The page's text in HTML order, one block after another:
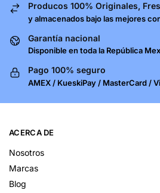
Producos 100% Originales,
y almacenados bajo las mejores
Garantía nacional
Disponible en toda la República
Pago 100% seguro
AMEX / KueskiPay / MasterCard /
ACERCA DE
Nosotros
Marcas
Blog